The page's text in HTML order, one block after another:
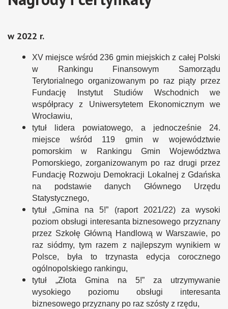
w 2022 r.
XV miejsce wśród 236 gmin miejskich z całej Polski
w Rankingu Finansowym Samorządu
Terytorialnego organizowanym po raz piąty przez
Fundację Instytut Studiów Wschodnich we
współpracy z Uniwersytetem Ekonomicznym we
Wrocławiu,
tytuł lidera powiatowego, a jednocześnie 24.
miejsce wśród 119 gmin w województwie
pomorskim w Rankingu Gmin Województwa
Pomorskiego, zorganizowanym po raz drugi przez
Fundację Rozwoju Demokracji Lokalnej z Gdańska
na podstawie danych Głównego Urzędu
Statystycznego,
tytuł „Gmina na 5!” (raport 2021/22) za wysoki
poziom obsługi interesanta biznesowego przyznany
przez Szkołę Główną Handlową w Warszawie, po
raz siódmy, tym razem z najlepszym wynikiem w
Polsce, była to trzynasta edycja corocznego
ogólnopolskiego rankingu,
tytuł „Złota Gmina na 5!” za utrzymywanie
wysokiego poziomu obsługi interesanta
biznesowego przyznany po raz szósty z rzędu,